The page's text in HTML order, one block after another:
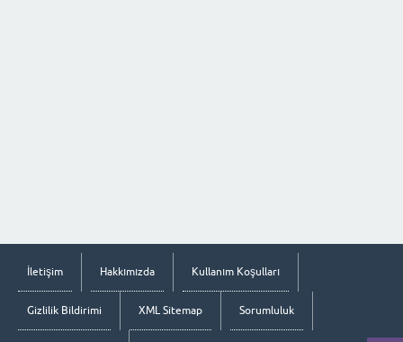
İletişim Hakkımızda Kullanım Koşulları
Gizlilik Bildirimi XML Sitemap Sorumluluk